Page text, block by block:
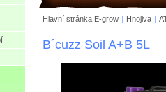
Hlavní stránka E-grow | Hnojiva |
B´cuzz Soil A+B 5L